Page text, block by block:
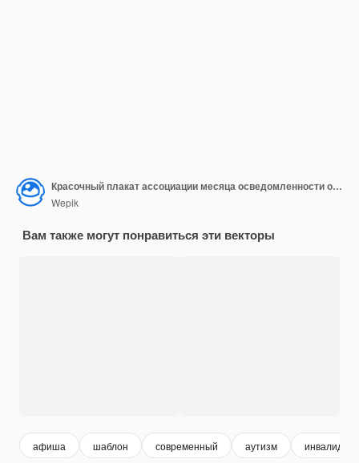
Красочный плакат ассоциации месяца осведомленности об аутизме
Wepik
Вам также могут понравиться эти векторы
афиша шаблон современный аутизм